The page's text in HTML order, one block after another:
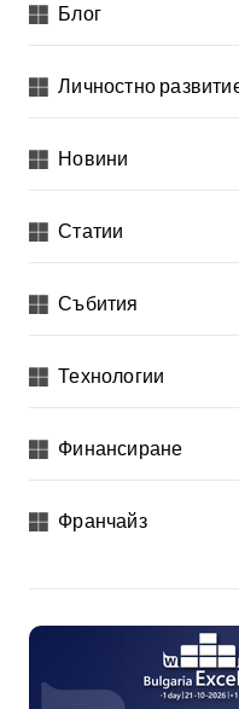
Блог
Личностно
Новини
Статии
Събития
Технологии
Финансиране
Франчайз